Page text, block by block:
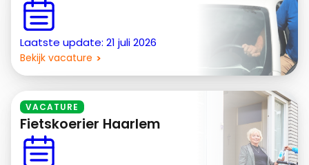
Laatste update: 21 juli 2026
Bekijk vacature
VACATURE
Fietskoerier Haarlem